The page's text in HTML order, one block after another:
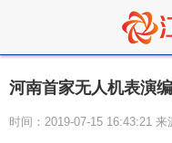
河南首家无人机表演
时间：2019-07-15 16:43:21